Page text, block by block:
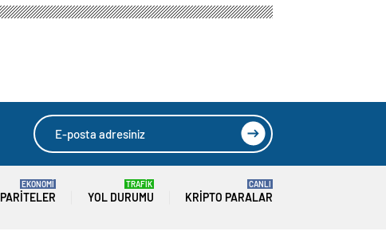
PARITELER
EKONOMİ
YOL DURUMU
TRAFİK
KRIPTO PARALAR
CANLI